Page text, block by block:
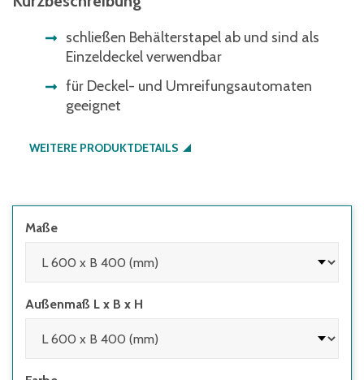
schließen Behälterstapel ab und sind als
Einzeldeckel verwendbar
für Deckel- und Umreifungsautomaten
geeignet
WEITERE PRODUKTDETAILS
Maße
Außenmaß L x B x H